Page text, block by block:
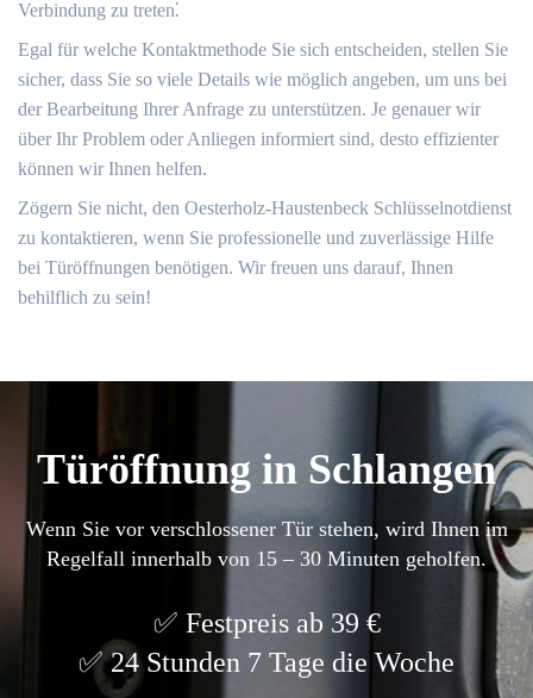
Verbindung zu treten⁚
Egal für welche Kontaktmethode Sie sich entscheiden, stellen Sie
sicher, dass Sie so viele Details wie möglich angeben, um uns bei
der Bearbeitung Ihrer Anfrage zu unterstützen. Je genauer wir
über Ihr Problem oder Anliegen informiert sind, desto effizienter
können wir Ihnen helfen.​
Zögern Sie nicht, den Oesterholz-Haustenbeck Schlüsselnotdienst
zu kontaktieren, wenn Sie professionelle und zuverlässige Hilfe
bei Türöffnungen benötigen. Wir freuen uns darauf, Ihnen
behilflich zu sein!
Türöffnung in Schlangen
Wenn Sie vor verschlossener Tür stehen, wird Ihnen im
Regelfall innerhalb von 15 – 30 Minuten geholfen.
Festpreis ab 39 €
24 Stunden 7 Tage die Woche